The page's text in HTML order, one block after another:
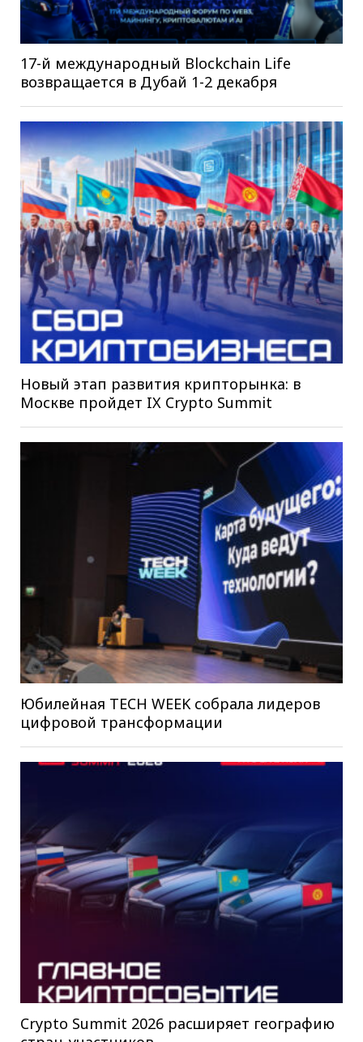
17-й международный Blockchain Life
возвращается в Дубай 1-2 декабря
Новый этап развития крипторынка: в
Москве пройдет IX Crypto Summit
Юбилейная TECH WEEK собрала лидеров
цифровой трансформации
Crypto Summit 2026 расширяет географию